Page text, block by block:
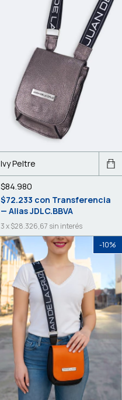
Ivy Peltre
$84.980
$72.233 con Transferencia
— Alias JDLC.BBVA
3x$28.326,67 sin interés
-10%